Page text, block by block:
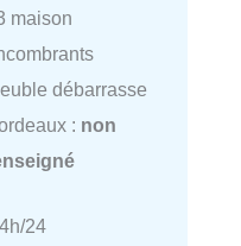
maison
débarrasse
: non
24